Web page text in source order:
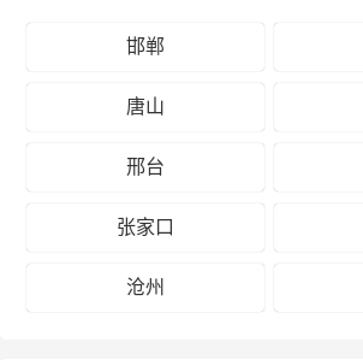
邯郸
唐山
邢台
张家口
沧州